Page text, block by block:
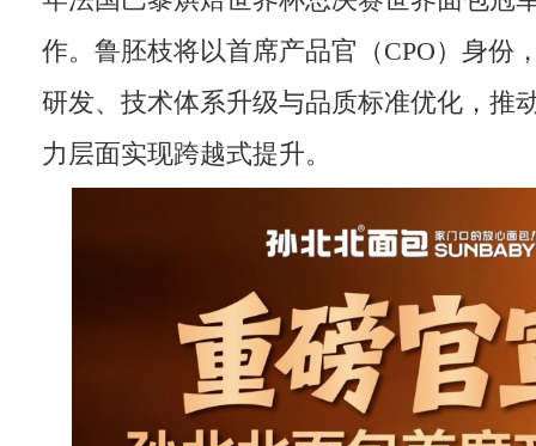
作。鲁胚枝将以首席产品官（CPO）身份
研发、技术体系升级与品质标准优化，推
力层面实现跨越式提升。